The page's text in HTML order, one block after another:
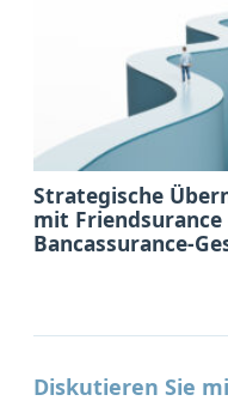
Strategische
mit Friendsurance
Bancassurance-
Diskutieren Sie